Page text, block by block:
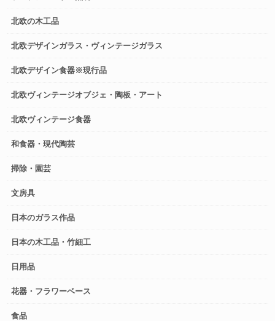
北欧の木工品
北欧デザインガラス・ヴィンテージガラス
北欧デザイン食器※現行品
北欧ヴィンテージオブジェ・陶板・アート
北欧ヴィンテージ食器
和食器・現代陶芸
掃除・園芸
文房具
日本のガラス作品
日本の木工品・竹細工
日用品
花器・フラワーベース
食品